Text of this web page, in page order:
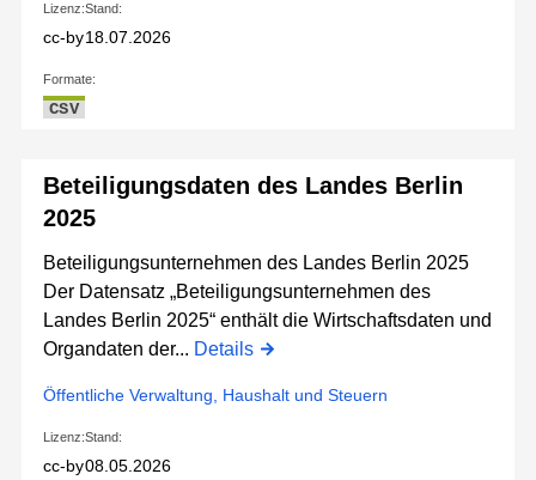
Lizenz:
cc-by
Stand:
18.07.2026
Formate:
CSV
Beteiligungsdaten des Landes Berlin
2025
Beteiligungsunternehmen des Landes Berlin 2025
Der Datensatz „Beteiligungsunternehmen des
Landes Berlin 2025“ enthält die Wirtschaftsdaten und
Organdaten der... Details
Öffentliche Verwaltung, Haushalt und Steuern
Lizenz:
cc-by
Stand:
08.05.2026